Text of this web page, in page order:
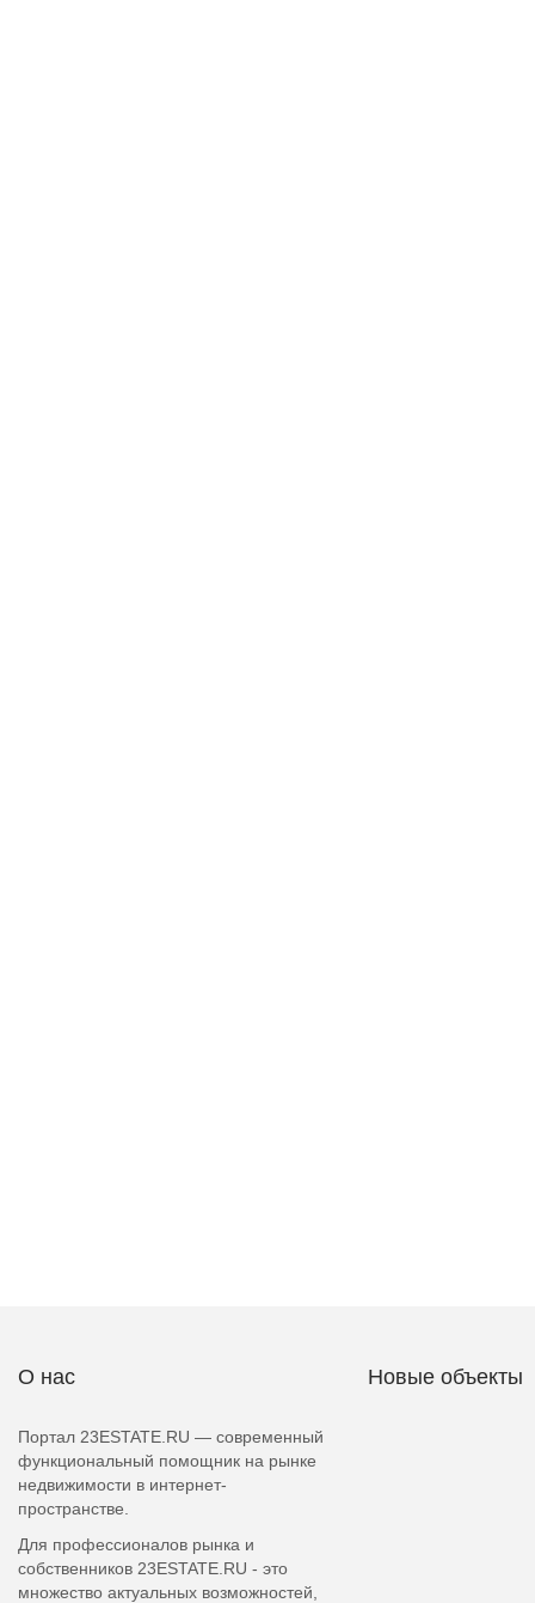
О нас
Портал 23ESTATE.RU — современный
функциональный помощник на рынке
недвижимости в интернет-
пространстве.
Для профессионалов рынка и
собственников 23ESTATE.RU - это
множество актуальных возможностей,
Новые объекты